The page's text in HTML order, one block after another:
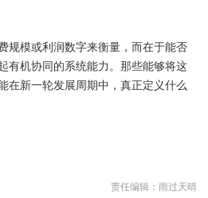
规模或利润数字来衡量，而在于能否
有机协同的系统能力。那些能够将这
在新一轮发展周期中，真正定义什么
责任编辑：雨过天晴